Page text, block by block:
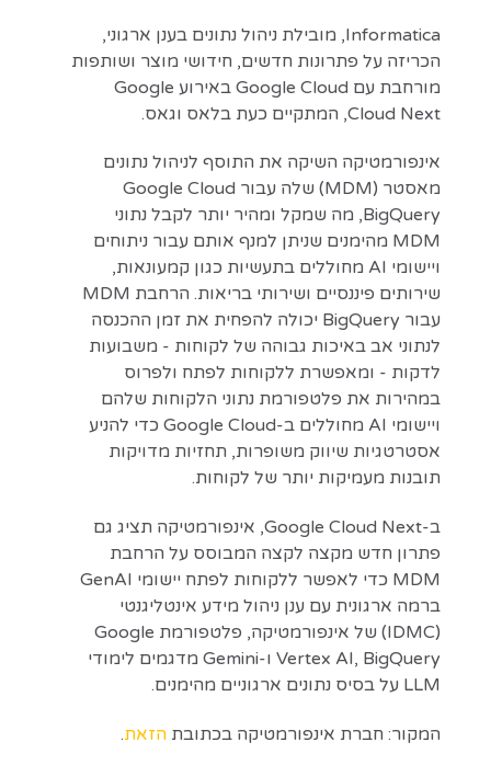
Informatica, מובילת ניהול נתונים בענן ארגוני,
הכריזה על פתרונות חדשים, חידושי מוצר ושותפות
מורחבת עם Google Cloud באירוע Google
Cloud Next, המתקיים כעת בלאס וגאס.
אינפורמטיקה השיקה את התוסף לניהול נתונים
מאסטר (MDM) שלה עבור Google Cloud
BigQuery, מה שמקל ומהיר יותר לקבל נתוני
MDM מהימנים שניתן למנף אותם עבור ניתוחים
ויישומי AI מחוללים בתעשיות כגון קמעונאות,
שירותים פיננסיים ושירותי בריאות. הרחבת MDM
עבור BigQuery יכולה להפחית את זמן ההכנסה
לנתוני אב באיכות גבוהה של לקוחות - משבועות
לדקות - ומאפשרת ללקוחות לפתח ולפרוס
במהירות את פלטפורמת נתוני הלקוחות שלהם
ויישומי AI מחוללים ב-Google Cloud כדי להניע
אסטרטגיות שיווק משופרות, תחזיות מדויקות
תובנות מעמיקות יותר של לקוחות.
ב-Google Cloud Next, אינפורמטיקה תציג גם
פתרון חדש מקצה לקצה המבוסס על הרחבת
MDM כדי לאפשר ללקוחות לפתח יישומי GenAI
ברמה ארגונית עם ענן ניהול מידע אינטליגנטי
(IDMC) של אינפורמטיקה, פלטפורמת Google
Vertex AI, BigQuery ו-Gemini מדגמים לימודי
LLM על בסיס נתונים ארגוניים מהימנים.
המקור: חברת אינפורמטיקה בכתובת הזאת.